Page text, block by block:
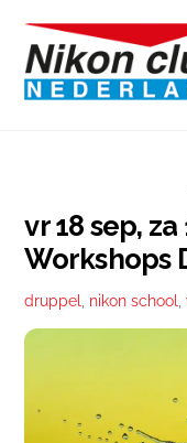
content
vr 18 sep,
Workshops
druppel nikon school ,